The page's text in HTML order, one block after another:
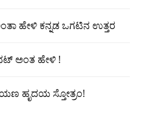
ಹೇಳಿ ಕನ್ನಡ ಒಗಟಿನ ಉತ್ತರ
ಅಂತ ಹೇಳಿ !
ಹೃದಯ ಸ್ತೋತ್ರಂ!